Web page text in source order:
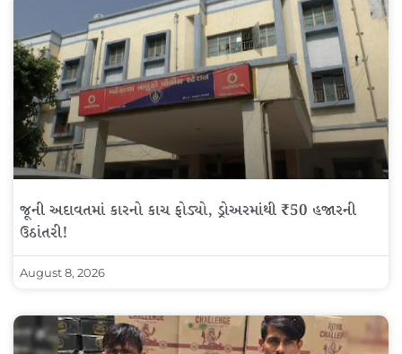
જૂની અદાવતમાં કારનો કાચ ફોડ્યો, ડ્રોઅરમાંથી ₹50 હજારની
ઉઠાંતરી!
August 8, 2026